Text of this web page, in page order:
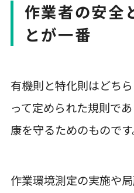
作業者の安全
とが一番
有機則と特化則はどち
って定められた規則で
康を守るためのものです
作業環境測定の実施や